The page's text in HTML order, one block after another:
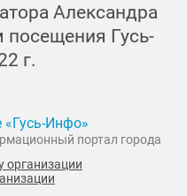
Александра
посещения Гусь-
г.
«Гусь-Инфо»
портал города
организации